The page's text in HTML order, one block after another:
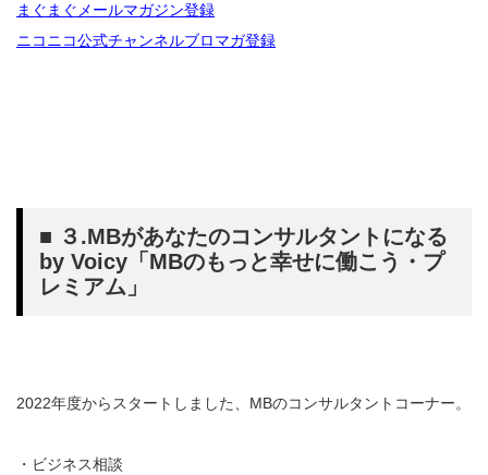
まぐまぐメールマガジン登録
ニコニコ公式チャンネルブロマガ登録
■ ３.MBがあなたのコンサルタントになる
by Voicy「MBのもっと幸せに働こう・プ
レミアム」
2022年度からスタートしました、MBのコンサルタントコーナー。
・ビジネス相談